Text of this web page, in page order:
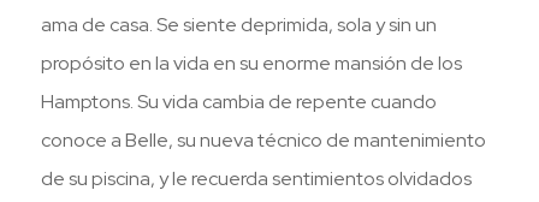
ama de casa. Se siente deprimida, sola y sin un
propósito en la vida en su enorme mansión de los
Hamptons. Su vida cambia de repente cuando
conoce a Belle, su nueva técnico de mantenimiento
de su piscina, y le recuerda sentimientos olvidados